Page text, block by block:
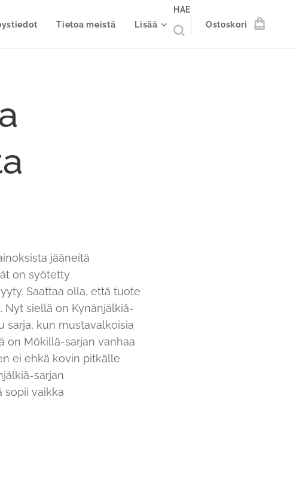
Tietoa meistä Lisää
HAE
Ostoskori
jääneitä
on syötetty
Saattaa olla, että tuote
siellä on Kynänjälkiä-
sarja, kun mustavalkoisia
on Mökillä-sarjan vanhaa
ei ehkä kovin pitkälle
sarjan
sopii vaikka